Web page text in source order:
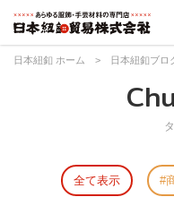
日本紐釦 ホーム > 日本紐釦ブロ
全て表示